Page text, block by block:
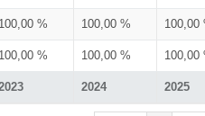
2024 2025
100,00 % 100,00 % 100,00
100,00 % 100,00 % 100,00